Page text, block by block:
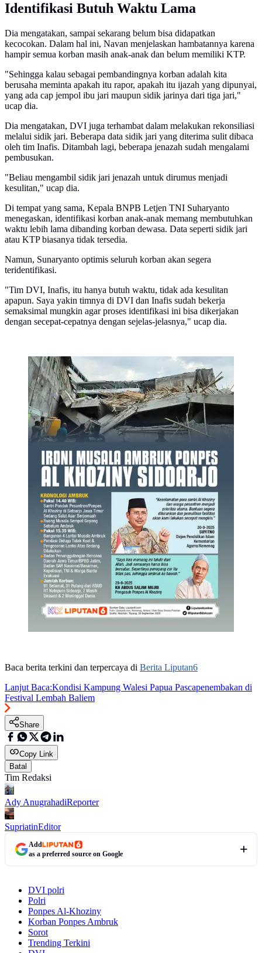
Identifikasi Butuh Waktu Lama
Dia mengatakan, sampai sekarang belum bisa didapatkan
kecocokan. Dalam hal ini, Navan menjelaskan hambatannya karena
hampir semua korban masih anak-anak dan belum memiliki KTP.
"Sehingga kalau sebagai pembandingnya korban adalah kita
berusaha meminta apakah itu rapor, apakah itu ijazah yang dipunyai,
yang ada cap jempol ibu jari maupun sidik jarinya dari tiga jari,"
ucap dia.
Dia mengatakan, DVI juga terhambat dalam melakukan rekonsiliasi
melalui sidik jari. Beberapa data sidik jari yang diterima sulit dibaca
oleh tim Inafis. Ditambah lagi, beberapa jenazah sudah mengalami
pembusukan.
"Beliau mengambil sidik jari jenazah untuk dirumus menjadi
kesulitan," ucap dia.
Di tempat yang sama, Kepala BNPB Letjen TNI Suharyanto
menegaskan, identifikasi korban anak-anak memang membutuhkan
waktu lebih lama dibanding korban dewasa. Data seperti sidik jari
atau KTP biasanya tidak tersedia.
Namun, Sunaryanto optimis seluruh korban akan segera
teridentifikasi.
"Tim DVI, Inafis, itu hanya butuh waktu, tidak ada kesulitan
apapun. Saya yakin timnya di DVI dan Inafis sudah bekerja
semaksimal mungkin agar proses identifikasi ini bisa dikerjakan
dengan secepat-cepatnya dengan sejelas-jelasnya," ucap dia.
Infografis Ironi Musala Ambruk Ponpes Al Khoziny
Sidoarjo. (Liputan6.com/Abdillah)
Baca berita terkini dan terpercaya di Berita Liputan6
Lanjut Baca:Kondisi Kampung Walesi Papua Pascapenembakan di
Festival Lembah Baliem
Share
Copy Link
Batal
Tim Redaksi
Ady AnugrahadiReporter
SupriatinEditor
Add
as a preferred source on Google
DVI polri
Polri
Ponpes Al-Khoziny
Korban Ponpes Ambruk
Sorot
Trending Terkini